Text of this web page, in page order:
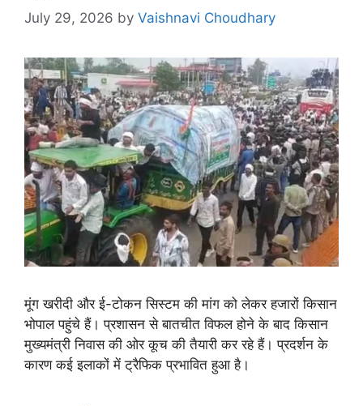
July 29, 2026 by Vaishnavi Choudhary
मूंग खरीदी और ई-टोकन सिस्टम की मांग को लेकर हजारों किसान
भोपाल पहुंचे हैं। प्रशासन से बातचीत विफल होने के बाद किसान
मुख्यमंत्री निवास की ओर कूच की तैयारी कर रहे हैं। प्रदर्शन के
कारण कई इलाकों में ट्रैफिक प्रभावित हुआ है।